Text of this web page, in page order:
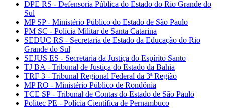
DPE RS - Defensoria Pública do Estado do Rio Grande do
Sul
MP SP - Ministério Público do Estado de São Paulo
PM SC - Polícia Militar de Santa Catarina
SEDUC RS - Secretaria de Estado da Educação do Rio
Grande do Sul
SEJUS ES - Secretaria da Justiça do Espírito Santo
TJ BA - Tribunal de Justiça do Estado da Bahia
TRF 3 - Tribunal Regional Federal da 3ª Região
MP RO - Ministério Público de Rondônia
TCE SP - Tribunal de Contas do Estado de São Paulo
Politec PE - Polícia Científica de Pernambuco